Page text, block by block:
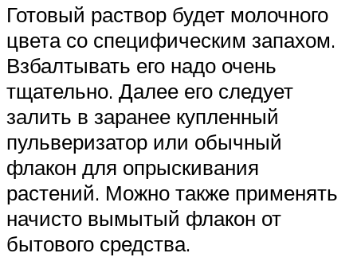
Готовый раствор будет молочного
цвета со специфическим запахом.
Взбалтывать его надо очень
тщательно. Далее его следует
залить в заранее купленный
пульверизатор или обычный
флакон для опрыскивания
растений. Можно также применять
начисто вымытый флакон от
бытового средства.